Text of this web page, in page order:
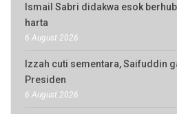
Ismail Sabri didakwa esok
harta
6 August 2026
Izzah cuti sementara, Saifuddin
Presiden
6 August 2026